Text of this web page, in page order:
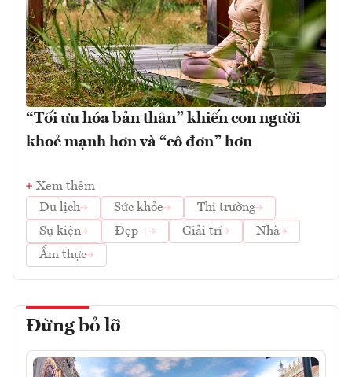
“Tối ưu hóa bản thân” khiến con người
khoẻ mạnh hơn và “cô đơn” hơn
Xem thêm
Du lịch
Sức khỏe
Thị trường
Sự kiện
Đẹp + Giải trí
Nhà
Ẩm thực
Đừng bỏ lỡ